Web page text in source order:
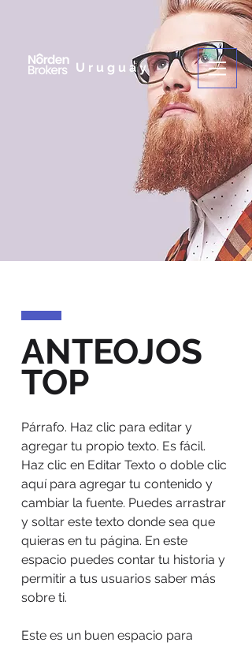
Uruguay
ANTEOJOS
TOP
Párrafo. Haz clic para editar y
agregar tu propio texto. Es fácil.
Haz clic en Editar Texto o doble clic
aquí para agregar tu contenido y
cambiar la fuente. Puedes arrastrar
y soltar este texto donde sea que
quieras en tu página. En este
espacio puedes contar tu historia y
permitir a tus usuarios saber más
sobre ti.
Este es un buen espacio para